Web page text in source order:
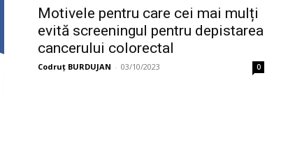
Motivele pentru care cei mai mulți
evită screeningul pentru depistarea
cancerului colorectal
Codruț BURDUJAN - 03/10/2023 0